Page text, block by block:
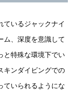
ているジャックナイ
ム、深度を意識して
と特殊な環境下でい
キンダイビングでの
ていられるようにな